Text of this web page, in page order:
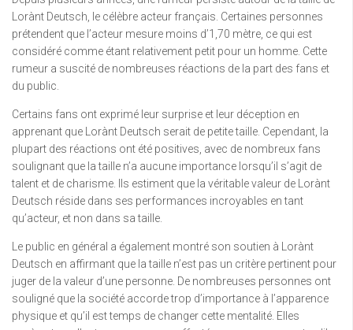
Lorànt Deutsch, le célèbre acteur français. Certaines personnes
prétendent que l’acteur mesure moins d’1,70 mètre, ce qui est
considéré comme étant relativement petit pour un homme. Cette
rumeur a suscité de nombreuses réactions de la part des fans et
du public.
Certains fans ont exprimé leur surprise et leur déception en
apprenant que Lorànt Deutsch serait de petite taille. Cependant, la
plupart des réactions ont été positives, avec de nombreux fans
soulignant que la taille n’a aucune importance lorsqu’il s’agit de
talent et de charisme. Ils estiment que la véritable valeur de Lorànt
Deutsch réside dans ses performances incroyables en tant
qu’acteur, et non dans sa taille.
Le public en général a également montré son soutien à Lorànt
Deutsch en affirmant que la taille n’est pas un critère pertinent pour
juger de la valeur d’une personne. De nombreuses personnes ont
souligné que la société accorde trop d’importance à l’apparence
physique et qu’il est temps de changer cette mentalité. Elles